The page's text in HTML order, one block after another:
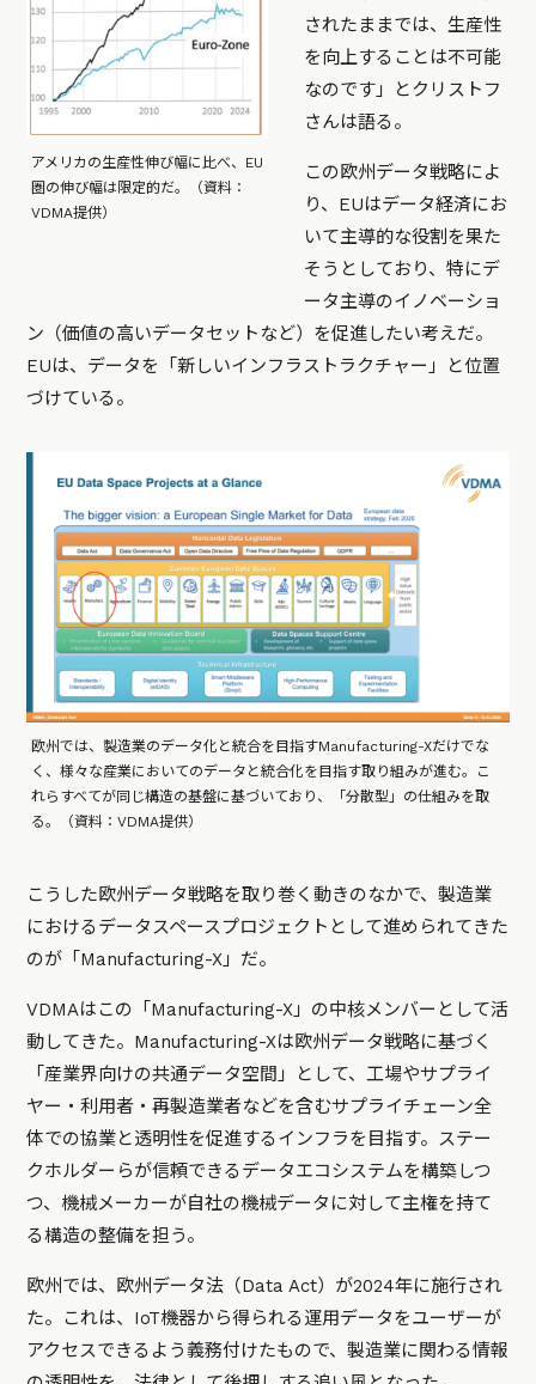
アメリカの生産性伸び幅に比べ、EU
圏の伸び幅は限定的だ。（資料：
VDMA提供）
されたままでは、生産性
を向上することは不可能
なのです」とクリストフ
さんは語る。
この欧州データ戦略によ
り、EUはデータ経済にお
いて主導的な役割を果た
そうとしており、特にデ
ータ主導のイノベーショ
ン（価値の高いデータセットなど）を促進したい考えだ。
EUは、データを「新しいインフラストラクチャー」と位置
づけている。
欧州では、製造業のデータ化と統合を目指すManufacturing-Xだけでな
く、様々な産業においてのデータと統合化を目指す取り組みが進む。こ
れらすべてが同じ構造の基盤に基づいており、「分散型」の仕組みを取
る。（資料：VDMA提供）
こうした欧州データ戦略を取り巻く動きのなかで、製造業
におけるデータスペースプロジェクトとして進められてきた
のが「Manufacturing-X」だ。
VDMAはこの「Manufacturing-X」の中核メンバーとして活
動してきた。Manufacturing-Xは欧州データ戦略に基づく
「産業界向けの共通データ空間」として、工場やサプライ
ヤー・利用者・再製造業者などを含むサプライチェーン全
体での協業と透明性を促進するインフラを目指す。ステー
クホルダーらが信頼できるデータエコシステムを構築しつ
つ、機械メーカーが自社の機械データに対して主権を持て
る構造の整備を担う。
欧州では、欧州データ法（Data Act）が2024年に施行され
た。これは、IoT機器から得られる運用データをユーザーが
アクセスできるよう義務付けたもので、製造業に関わる情報